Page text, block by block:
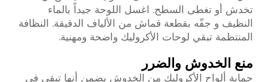
تخدش أو تغطى السطح. اغسل اللوحة جيداً بالماء
النظيف و جفّه بقطعة قماش من الألياف الدقيقة. النظافة
المنتظمة تبقي لوحات الأكروليك واضحة ومهنية.
منع الخدوش والضرر
حماية ألواح الأكروليك من الخدوش يضمن أنها تبقى في